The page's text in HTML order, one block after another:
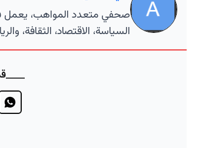
صحفي متعدد المواهب، يعمل
السياسة، الاقتصاد، الثقافة،